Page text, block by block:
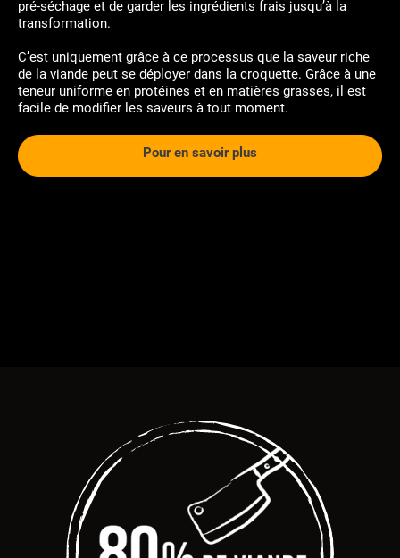
pré-séchage et de garder les ingrédients frais jusqu’à la
transformation.
C’est uniquement grâce à ce processus que la saveur riche
de la viande peut se déployer dans la croquette. Grâce à une
teneur uniforme en protéines et en matières grasses, il est
facile de modifier les saveurs à tout moment.
Pour en savoir plus